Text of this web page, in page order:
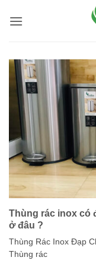
qua
Thùng rác inox có
ở đâu ?
Thùng Rác Inox Đạp
Thùng rác